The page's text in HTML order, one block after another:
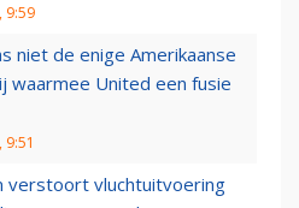
9:59
niet de enige Amerikaanse
waarmee United een fusie
verstoort vluchtuitvoering